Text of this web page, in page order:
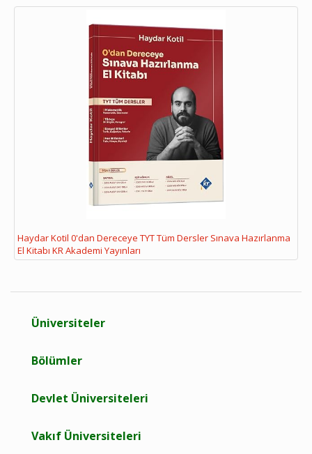
Haydar Kotil 0'dan Dereceye TYT Tüm Dersler Sınava Hazırlanma
El Kitabı KR Akademi Yayınları
Üniversiteler
Bölümler
Devlet Üniversiteleri
Vakıf Üniversiteleri